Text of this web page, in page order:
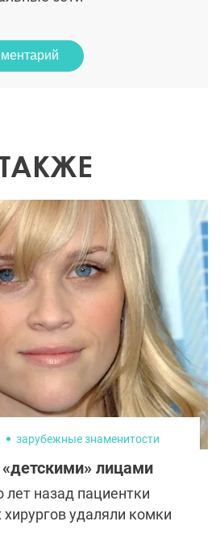
зарубежные знаменитости
лицами
лет назад пациентки
хирургов удаляли комки